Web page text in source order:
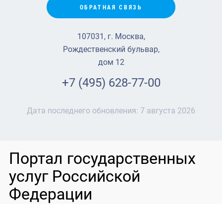
ОБРАТНАЯ СВЯЗЬ
107031, г. Москва,
Рождественский бульвар,
дом 12
+7 (495) 628-77-00
Дата последнего обновления: 7 августа 2026
Портал государственных
услуг Российской
Федерации